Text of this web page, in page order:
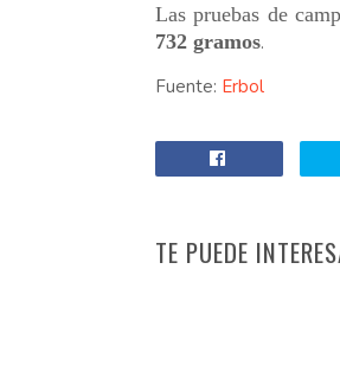
Las pruebas de
732 gramos.
Fuente: Erbol
TE PUEDE